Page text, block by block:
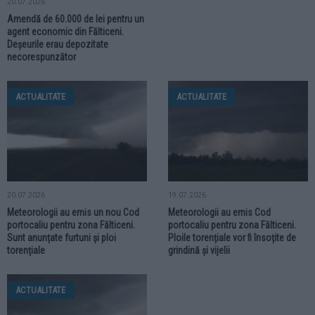
20.07.2026
Amendă de 60.000 de lei pentru un
agent economic din Fălticeni.
Deșeurile erau depozitate
necorespunzător
ACTUALITATE
20.07.2026
Meteorologii au emis un nou Cod
portocaliu pentru zona Fălticeni.
Sunt anunțate furtuni și ploi
torențiale
ACTUALITATE
19.07.2026
Meteorologii au emis Cod
portocaliu pentru zona Fălticeni.
Ploile torențiale vor fi însoțite de
grindină și vijelii
ACTUALITATE